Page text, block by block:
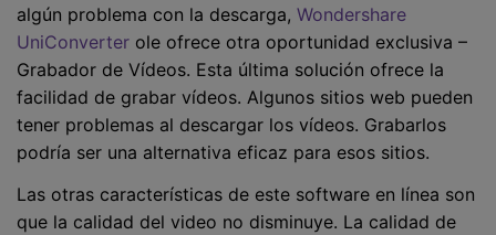
algún problema con la descarga, Wondershare
UniConverter ole ofrece otra oportunidad exclusiva –
Grabador de Vídeos. Esta última solución ofrece la
facilidad de grabar vídeos. Algunos sitios web pueden
tener problemas al descargar los vídeos. Grabarlos
podría ser una alternativa eficaz para esos sitios.
Las otras características de este software en línea son
que la calidad del video no disminuye. La calidad de